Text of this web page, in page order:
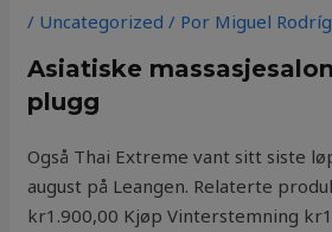
/ Uncategorized / Por Miguel
Asiatiske
plugg
Også Thai Extreme vant sitt siste
august på Leangen. Relaterte
kr1.900,00 Kjøp Vinterstemning